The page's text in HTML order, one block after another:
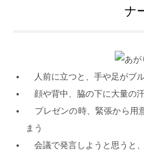
ナ
人前に立つと、手や足がブル
顔や背中、脇の下に大量の
プレゼンの時、緊張から用
まう
会議で発言しようと思うと